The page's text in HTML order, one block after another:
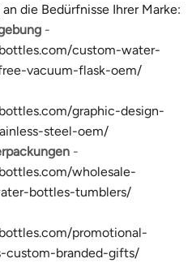
die Bedürfnisse Ihrer Marke:
-
custom-water-
vacuum-flask-oem/
graphic-design-
steel-oem/
-
wholesale-
bottles-tumblers/
promotional-
custom-branded-gifts/